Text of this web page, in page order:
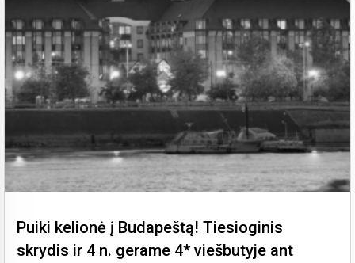
Puiki kelionė į Budapeštą! Tiesioginis
skrydis ir 4 n. gerame 4* viešbutyje ant